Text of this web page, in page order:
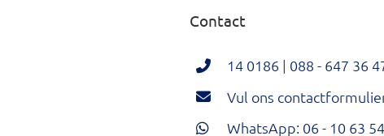
Contact
14 0186 | 088 - 647 36
Vul ons
WhatsApp: 06 - 10 63